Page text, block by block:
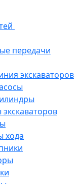
передачи
экскаваторов
хода